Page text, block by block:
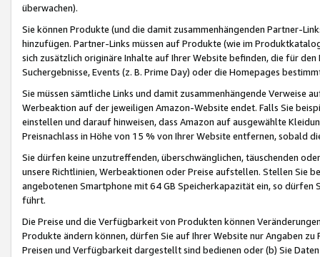
überwachen).
Sie können Produkte (und die damit zusammenhängenden Partner-
hinzufügen. Partner-Links müssen auf Produkte (wie im
sich zusätzlich originäre Inhalte auf Ihrer Website befinden, die für
Suchergebnisse, Events (z. B. Prime Day) oder die Homepages
Sie müssen sämtliche Links und damit zusammenhängende
Werbeaktion auf der jeweiligen Amazon-Website endet. Falls Sie
einstellen und darauf hinweisen, dass Amazon auf ausgewählte
Preisnachlass in Höhe von 15 % von Ihrer Website entfernen, sobald
Sie dürfen keine unzutreffenden, überschwänglichen, täuschenden
unsere Richtlinien, Werbeaktionen oder Preise aufstellen. Stellen Sie
angebotenen Smartphone mit 64 GB Speicherkapazität ein, so dürfen
führt.
Die Preise und die Verfügbarkeit von Produkten können
Produkte ändern können, dürfen Sie auf Ihrer Website nur Angaben
Preisen und Verfügbarkeit dargestellt sind bedienen oder (b) Sie